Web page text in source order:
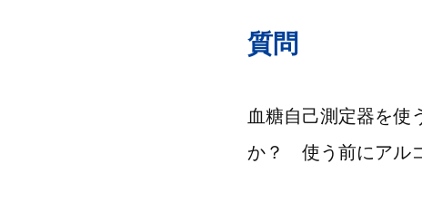
質問
血糖自己測定器を使
か？ 使う前にアル